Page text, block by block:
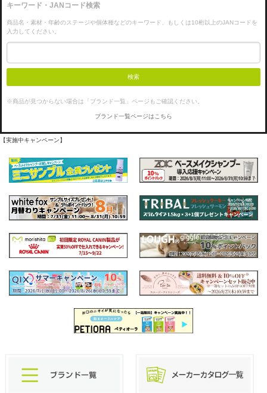
キーワード・JANコード検索
商品名・素材・年齢のステージや個体種などのキーワード、もしくは10桁以上のJANコードを
入力してください。
検索
※商品が見つからない場合は「ブランド一覧」ページもご確認ください。
ブランド一覧ページはこちら
【実施中キャンペーン】